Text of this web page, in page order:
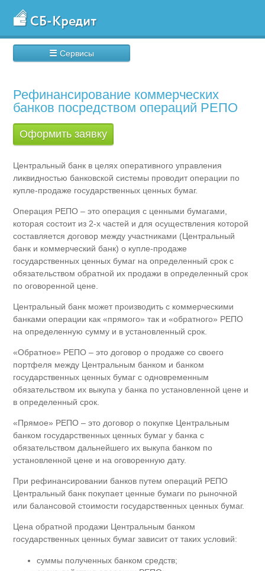
☰ Сервисы
Рефинансирование коммерческих
банков посредством операций РЕПО
Оформить заявку
Центральный банк в целях оперативного управления
ликвидностью банковской системы проводит операции по
купле-продаже государственных ценных бумаг.
Операция РЕПО – это операция с ценными бумагами,
которая состоит из 2-х частей и для осуществления которой
составляется договор между участниками (Центральный
банк и коммерческий банк) о купле-продаже
государственных ценных бумаг на определенный срок с
обязательством обратной их продажи в определенный срок
по оговоренной цене.
Центральный банк может производить с коммерческими
банками операции как «прямого» так и «обратного» РЕПО
на определенную сумму и в установленный срок.
«Обратное» РЕПО – это договор о продаже со своего
портфеля между Центральным банком и банком
государственных ценных бумаг с одновременным
обязательством их выкупа у банка по установленной цене и
в определенный срок.
«Прямое» РЕПО – это договор о покупке Центральным
банком государственных ценных бумаг у банка с
обязательством дальнейшего их выкупа банком по
установленной цене и на оговоренную дату.
При рефинансировании банков путем операций РЕПО
Центральный банк покупает ценные бумаги по рыночной
или балансовой стоимости государственных ценных бумаг.
Цена обратной продажи Центральным банком
государственных ценных бумаг зависит от таких условий:
суммы полученных банком средств;